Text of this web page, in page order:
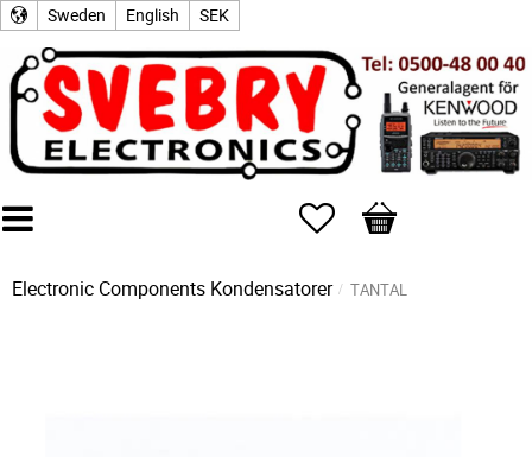
Sweden English SEK
Favorites
Basket
Electronic Components Kondensatorer TANTAL